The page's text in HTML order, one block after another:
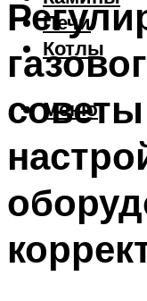
Печи
Котлы
Меню